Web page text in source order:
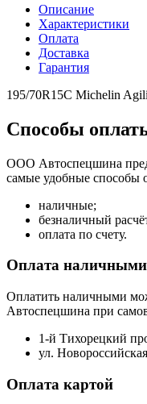
Описание
Характеристики
Оплата
Доставка
Гарантия
195/70R15C Michelin
Способы
ООО Автоспецшина
самые удобные способы
наличные;
безналичный
оплата по счету.
Оплата наличными
Оплатить наличными
Автоспецшина при
1-й Тихорецкий
ул.
Оплата картой